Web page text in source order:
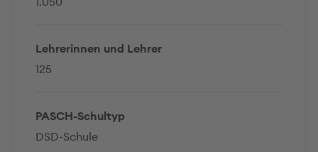
Lehrerinnen und Lehrer
125
PASCH-Schultyp
DSD-Schule